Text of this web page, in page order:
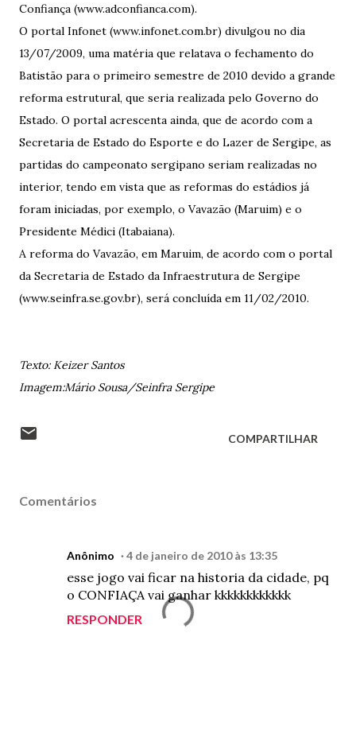
Confiança (www.adconfianca.com).
O portal Infonet (www.infonet.com.br) divulgou no dia
13/07/2009, uma matéria que relatava o fechamento do
Batistão para o primeiro semestre de 2010 devido a grande
reforma estrutural, que seria realizada pelo Governo do
Estado. O portal acrescenta ainda, que de acordo com a
Secretaria de Estado do Esporte e do Lazer de Sergipe, as
partidas do campeonato sergipano seriam realizadas no
interior, tendo em vista que as reformas do estádios já
foram iniciadas, por exemplo, o Vavazão (Maruim) e o
Presidente Médici (Itabaiana).
A reforma do Vavazão, em Maruim, de acordo com o portal
da Secretaria de Estado da Infraestrutura de Sergipe
(www.seinfra.se.gov.br), será concluída em 11/02/2010.
Texto: Keizer Santos
Imagem:Mário Sousa/Seinfra Sergipe
COMPARTILHAR
Comentários
Anônimo 4 de janeiro de 2010 às 13:35
esse jogo vai ficar na historia da cidade, pq
o CONFIAÇA vai ganhar kkkkkkkkkkkk
RESPONDER